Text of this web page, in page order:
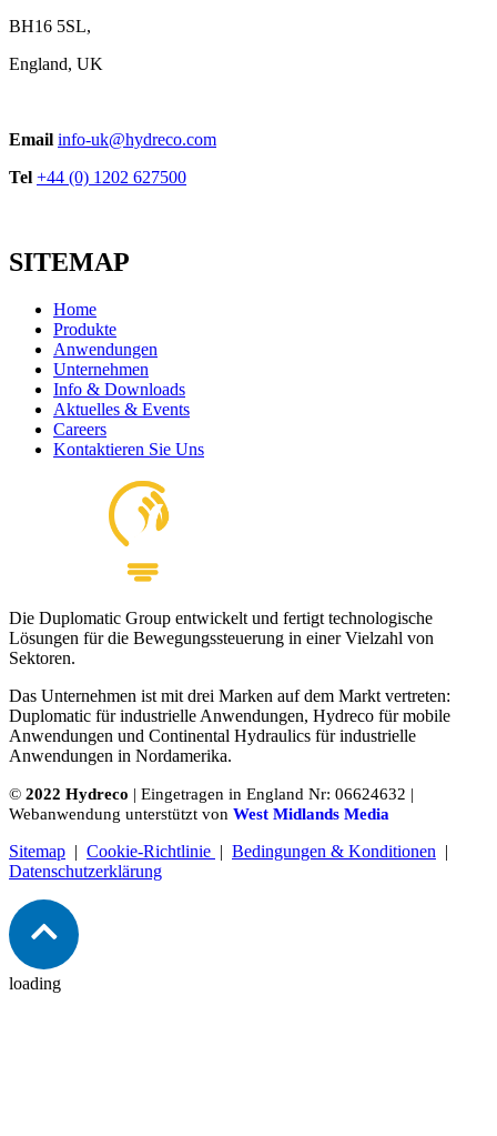
BH16 5SL,
England, UK
Email info-uk@hydreco.com
Tel +44 (0) 1202 627500
SITEMAP
Home
Produkte
Anwendungen
Unternehmen
Info & Downloads
Aktuelles & Events
Careers
Kontaktieren Sie Uns
Die Duplomatic Group entwickelt und fertigt technologische
Lösungen für die Bewegungssteuerung in einer Vielzahl von
Sektoren.
Das Unternehmen ist mit drei Marken auf dem Markt vertreten:
Duplomatic für industrielle Anwendungen, Hydreco für mobile
Anwendungen und Continental Hydraulics für industrielle
Anwendungen in Nordamerika.
© 2022 Hydreco | Eingetragen in England Nr: 06624632 |
Webanwendung unterstützt von West Midlands Media
Sitemap | Cookie-Richtlinie | Bedingungen & Konditionen |
Datenschutzerklärung
loading